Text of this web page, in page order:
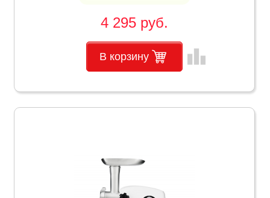
4 295 руб.
В корзину leaderboard